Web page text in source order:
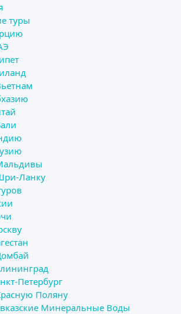
туры
Ланку
Петербург
Поляну
Минеральные Воды